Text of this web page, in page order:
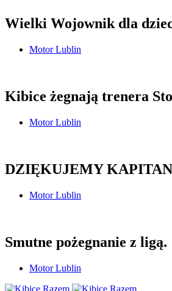
Wielki Wojownik dla
Motor Lublin
Kibice żegnają trenera
Motor Lublin
DZIĘKUJEMY
Motor Lublin
Smutne pożegnanie z ligą.
Motor Lublin